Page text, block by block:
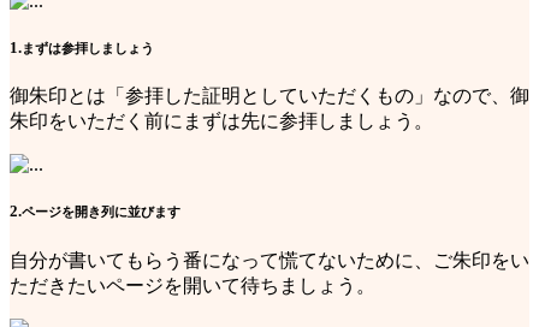
1.まずは参拝しましょう
御朱印とは「参拝した証明としていただくもの」なので、御
朱印をいただく前にまずは先に参拝しましょう。
2.ページを開き列に並びます
自分が書いてもらう番になって慌てないために、ご朱印をい
ただきたいページを開いて待ちましょう。